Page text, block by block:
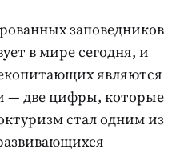
заповедников
в мире сегодня, и
являются
две цифры, которые
стал одним из